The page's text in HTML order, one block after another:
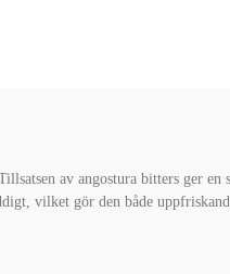
av angostura bitters ger en
vilket gör den både